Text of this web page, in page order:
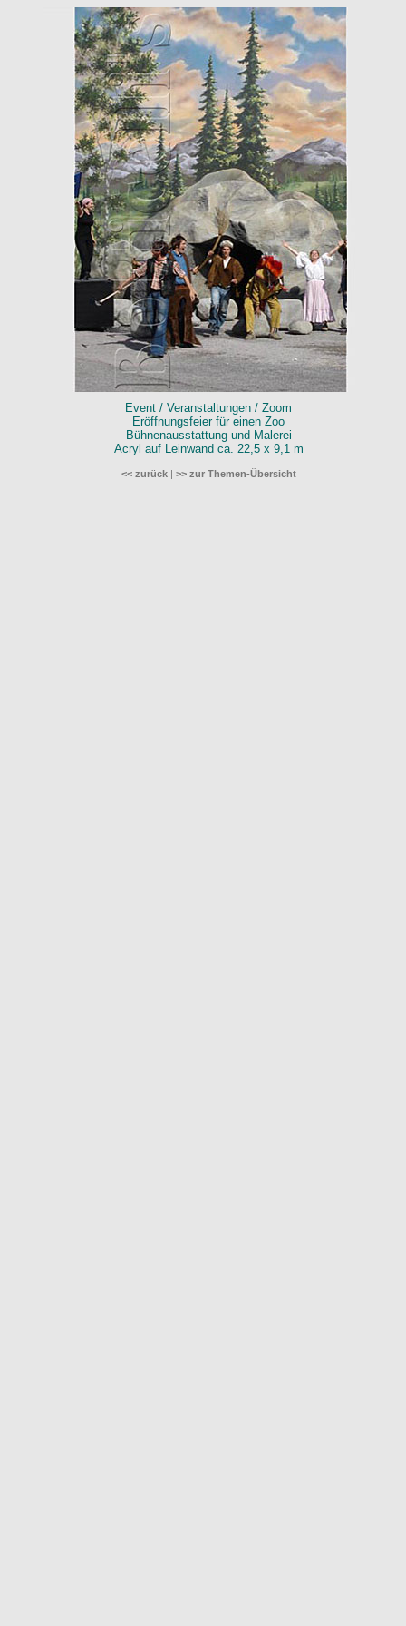
Event / Veranstaltungen / Zoom
Eröffnungsfeier für einen Zoo
Bühnenausstattung und Malerei
Acryl auf Leinwand ca. 22,5 x 9,1 m
<< zurück| >> zur Themen-Übersicht